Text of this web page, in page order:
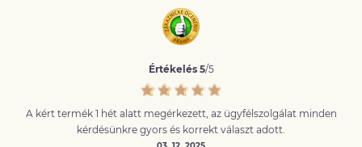
Értékelés 5/5
A kért termék 1 hét alatt megérkezett, az ügyfélszolgálat minden
kérdésünkre gyors és korrekt választ adott.